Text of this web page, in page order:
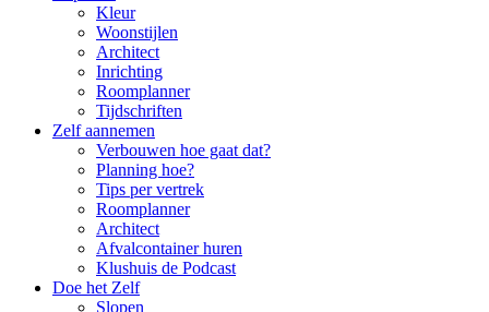
Kleur
Woonstijlen
Architect
Inrichting
Roomplanner
Tijdschriften
Zelf aannemen
Verbouwen hoe gaat dat?
Planning hoe?
Tips per vertrek
Roomplanner
Architect
Afvalcontainer huren
Klushuis de Podcast
Doe het Zelf
Slopen